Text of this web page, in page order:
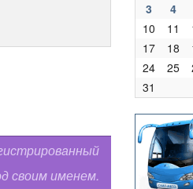
своим именем.
3
4
10
11
17
18
24
25
31